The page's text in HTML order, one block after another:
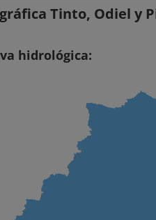
Tinto, Odiel y
hidrológica: